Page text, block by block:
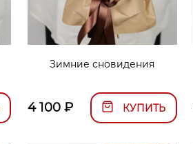
Зимние сновидения
4 100₽ КУПИТЬ